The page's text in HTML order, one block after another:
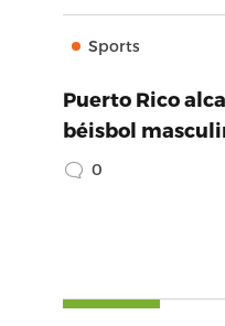
Sports
Puerto Rico
béisbol
0